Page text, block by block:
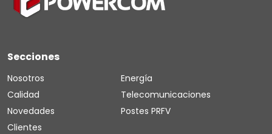
Secciones
Nosotros
Calidad
Novedades
Clientes
Energía
Telecomunicaciones
Postes PRFV